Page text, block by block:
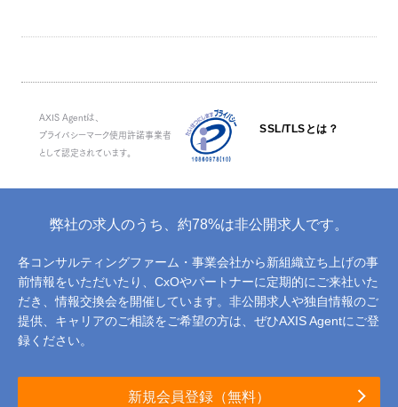
AXIS Agentは、
プライバシーマーク使用許諾事業者
として認定されています。
SSL/TLSとは？
弊社の求人のうち、約78%は非公開求人です。
各コンサルティングファーム・事業会社から新組織立ち上げの事
前情報をいただいたり、 CxOやパートナーに定期的にご来社いた
だき、情報交換会を開催しています。 非公開求人や独自情報のご
提供、キャリアのご相談をご希望の方は、ぜひAXIS Agentにご登
録ください。
新規会員登録（無料）